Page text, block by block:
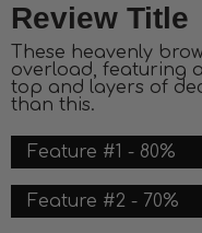
Review Title
These heavenly
overload, featuring
top and layers of
than this.
Feature #1 - 80%
Feature #2 - 70%